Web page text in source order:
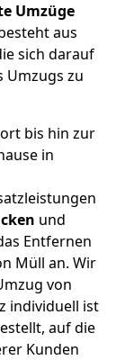
Umzüge
aus
sich darauf
Umzugs zu
bis hin zur
in
und
Entfernen
Müll an. Wir
von
individuell ist
auf die
Kunden